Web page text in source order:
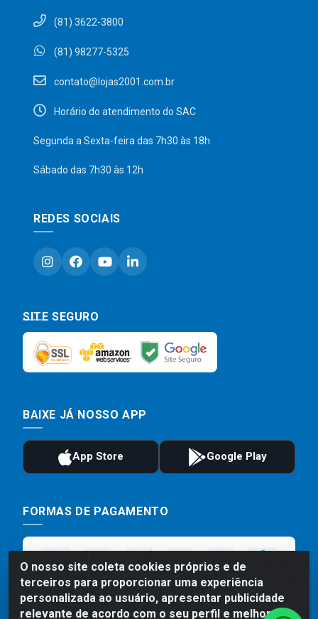
O nosso site coleta cookies próprios e de
terceiros para proporcionar uma experiência
personalizada ao usuário, apresentar publicidade
relevante de acordo com o seu perfil e melhorar a
(81) 3622-3800
(81) 98277-5325
contato@lojas2001.com.br
Horário do atendimento do SAC
Segunda a Sexta-feira das 7h30 às 18h
Sábado das 7h30 às 12h
REDES SOCIAIS
SITE SEGURO
BAIXE JÁ NOSSO APP
FORMAS DE PAGAMENTO